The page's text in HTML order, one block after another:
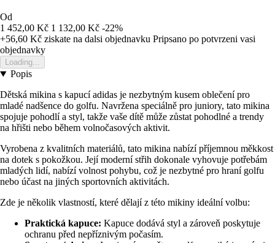
Od
1 452,00 Kč 1 132,00 Kč -22%
+56,60 Kč ziskate na dalsi objednavku Pripsano po potvrzeni vasi
objednavky
Loading...
Popis
Dětská mikina s kapucí adidas je nezbytným kusem oblečení pro
mladé nadšence do golfu. Navržena speciálně pro juniory, tato mikina
spojuje pohodlí a styl, takže vaše dítě může zůstat pohodlné a trendy
na hřišti nebo během volnočasových aktivit.
Vyrobena z kvalitních materiálů, tato mikina nabízí příjemnou měkkost
na dotek s pokožkou. Její moderní střih dokonale vyhovuje potřebám
mladých lidí, nabízí volnost pohybu, což je nezbytné pro hraní golfu
nebo účast na jiných sportovních aktivitách.
Zde je několik vlastností, které dělají z této mikiny ideální volbu:
Praktická kapuce: Kapuce dodává styl a zároveň poskytuje
ochranu před nepříznivým počasím.